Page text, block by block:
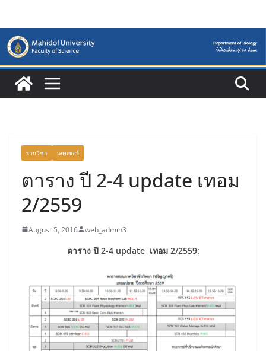
content
รายวิชา เลคเชอร์
ตาราง ปี 2-4 update เทอม
2/2559
August 5, 2016 web_admin3
ตาราง ปี 2-4 update เทอม 2/2559: